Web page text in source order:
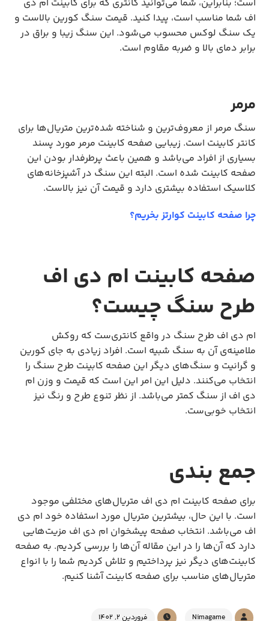
است؛ بنابراین، شما می‌توانید کانتری که برای کابینت ام دی
اف شما مناسب است، پیدا کنید. قیمت سنگ کورین بالاست و
یک سنگ لوکس محسوب می‌شود. این سنگ زیبا و براق در
برابر دمای بالا و ضربه مقاوم است.
مرمر
سنگ مرمر از معروف‌ترین و شناخته شده‌ترین متریال‌ها برای
کانتر کابینت است. زیبایی صفحه کابینت مرمر مورد پسند
بسیاری از افراد می‌باشد و همین باعث پرطرفدار بودن این
صفحه کابینت شده است. البته این سنگ در آشپزخانه‌های
کلاسیک استفاده بیشتری دارد و قیمت آن نیز بالاست.
چرا صفحه کابینت کوارتز بخریم؟
صفحه کابینت ام دی اف
طرح سنگ چیست؟
ام دی اف طرح سنگ در واقع کانتری‌ست که روکش
ملامینه‌ی آن به سنگ شبیه است. افراد زیادی به جای کورین
و گرانیت و سنگ‌های دیگر این صفحه کابینت طرح سنگ را
انتخاب می‌کنند. دلیل این امر این است که قیمت و وزن ام
دی اف از سنگ کمتر می‌باشد. از نظر تنوع طرح و رنگ نیز
انتخاب خوبی‌ست.
جمع بندی
برای صفحه کابینت ام دی اف متریال‌های مختلفی موجود
است. با این حال، بیشترین متریال مورد استفاده خود ام دی
اف می‌باشد. انتخاب صفحه پیشخوان ام دی اف مزیت‌هایی
دارد که آن‌ها را در این مقاله آن‌ها را بررسی کردیم. به صفحه
کابینت‌های دیگر نیز پرداختیم و تلاش کردیم شما را با انواع
متریال‌های مناسب برای صفحه کابینت آشنا کنیم.
Nimagame فروردین 2, 1402